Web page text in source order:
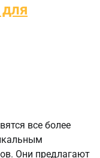
все более
Они предлагают